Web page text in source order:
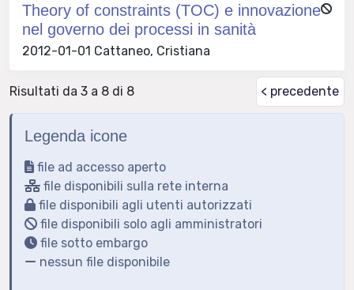
Theory of constraints (TOC) e innovazione
nel governo dei processi in sanità
2012-01-01 Cattaneo, Cristiana
Risultati da 3 a 8 di 8 < precedente
Legenda icone
file ad accesso aperto
file disponibili sulla rete interna
file disponibili agli utenti autorizzati
file disponibili solo agli amministratori
file sotto embargo
nessun file disponibile